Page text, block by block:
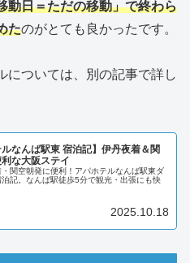
動日＝ただの移動」で終わら
たのがとても良かったです。
については、別の記事で詳し
ルなんば駅東 宿泊記】伊丹夜着＆関
な大阪ステイ
関空朝発に便利！アパホテルなんば駅東ダ
泊記。なんば駅徒歩5分で観光・出張にも快
2025.10.18